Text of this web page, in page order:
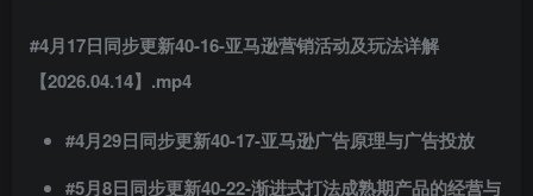
#4月17日同步更新40-16-亚马逊营销活动及玩法详解
【2026.04.14】.mp4
#4月29日同步更新40-17-亚马逊广告原理与广告投放
#5月8日同步更新40-22-渐进式打法成熟期产品的经营与